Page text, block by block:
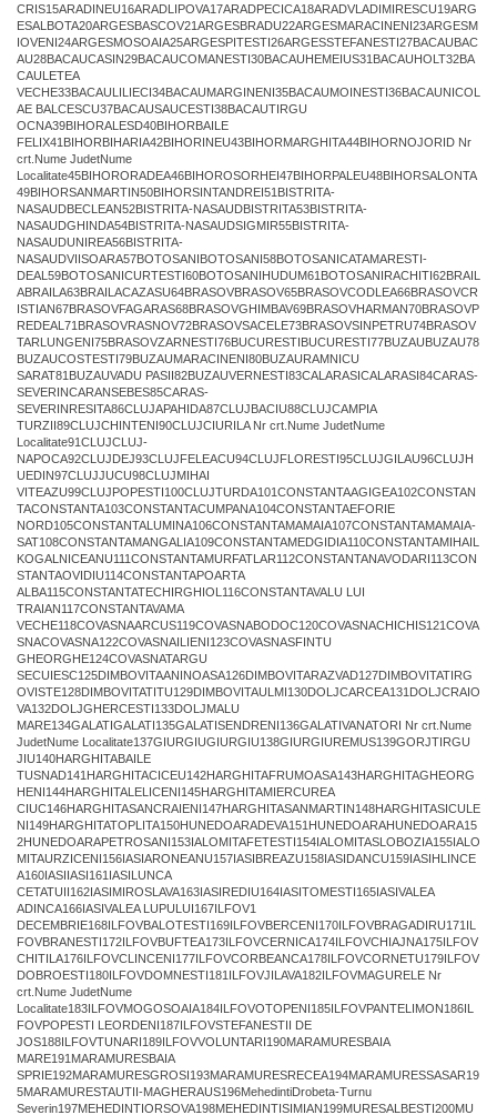
CRIS15ARADINEU16ARADLIPOVA17ARADPECICA18ARADVLADIMIRESCU19ARG
ESALBOTA20ARGESBASCOV21ARGESBRADU22ARGESMARACINENI23ARGESM
IOVENI24ARGESMOSOAIA25ARGESPITESTI26ARGESSTEFANESTI27BACAUBAC
AU28BACAUCASIN29BACAUCOMANESTI30BACAUHEMEIUS31BACAUHOLT32BA
CAULETEA
VECHE33BACAULILIECI34BACAUMARGINENI35BACAUMOINESTI36BACAUNICOL
AE BALCESCU37BACAUSAUCESTI38BACAUTIRGU
OCNA39BIHORALESD40BIHORBAILE
FELIX41BIHORBIHARIA42BIHORINEU43BIHORMARGHITA44BIHORNOJORID Nr
crt.Nume JudetNume
Localitate45BIHORORADEA46BIHOROSORHEI47BIHORPALEU48BIHORSALONTA
49BIHORSANMARTIN50BIHORSINTANDREI51BISTRITA-
NASAUDBECLEAN52BISTRITA-NASAUDBISTRITA53BISTRITA-
NASAUDGHINDA54BISTRITA-NASAUDSIGMIR55BISTRITA-
NASAUDUNIREA56BISTRITA-
NASAUDVIISOARA57BOTOSANIBOTOSANI58BOTOSANICATAMARESTI-
DEAL59BOTOSANICURTESTI60BOTOSANIHUDUM61BOTOSANIRACHITI62BRAIL
ABRAILA63BRAILACAZASU64BRASOVBRASOV65BRASOVCODLEA66BRASOVCR
ISTIAN67BRASOVFAGARAS68BRASOVGHIMBAV69BRASOVHARMAN70BRASOVP
REDEAL71BRASOVRASNOV72BRASOVSACELE73BRASOVSINPETRU74BRASOV
TARLUNGENI75BRASOVZARNESTI76BUCURESTIBUCURESTI77BUZAUBUZAU78
BUZAUCOSTESTI79BUZAUMARACINENI80BUZAURAMNICU
SARAT81BUZAUVADU PASII82BUZAUVERNESTI83CALARASICALARASI84CARAS-
SEVERINCARANSEBES85CARAS-
SEVERINRESITA86CLUJAPAHIDA87CLUJBACIU88CLUJCAMPIA
TURZII89CLUJCHINTENI90CLUJCIURILA Nr crt.Nume JudetNume
Localitate91CLUJCLUJ-
NAPOCA92CLUJDEJ93CLUJFELEACU94CLUJFLORESTI95CLUJGILAU96CLUJH
UEDIN97CLUJJUCU98CLUJMIHAI
VITEAZU99CLUJPOPESTI100CLUJTURDA101CONSTANTAAGIGEA102CONSTAN
TACONSTANTA103CONSTANTACUMPANA104CONSTANTAEFORIE
NORD105CONSTANTALUMINA106CONSTANTAMAMAIA107CONSTANTAMAMAIA-
SAT108CONSTANTAMANGALIA109CONSTANTAMEDGIDIA110CONSTANTAMIHAIL
KOGALNICEANU111CONSTANTAMURFATLAR112CONSTANTANAVODARI113CON
STANTAOVIDIU114CONSTANTAPOARTA
ALBA115CONSTANTATECHIRGHIOL116CONSTANTAVALU LUI
TRAIAN117CONSTANTAVAMA
VECHE118COVASNAARCUS119COVASNABODOC120COVASNACHICHIS121COVA
SNACOVASNA122COVASNAILIENI123COVASNASFINTU
GHEORGHE124COVASNATARGU
SECUIESC125DIMBOVITAANINOASA126DIMBOVITARAZVAD127DIMBOVITATIRG
OVISTE128DIMBOVITATITU129DIMBOVITAULMI130DOLJCARCEA131DOLJCRAIO
VA132DOLJGHERCESTI133DOLJMALU
MARE134GALATIGALATI135GALATISENDRENI136GALATIVANATORI Nr crt.Nume
JudetNume Localitate137GIURGIUGIURGIU138GIURGIUREMUS139GORJTIRGU
JIU140HARGHITABAILE
TUSNAD141HARGHITACICEU142HARGHITAFRUMOASA143HARGHITAGHEORG
HENI144HARGHITALELICENI145HARGHITAMIERCUREA
CIUC146HARGHITASANCRAIENI147HARGHITASANMARTIN148HARGHITASICULE
NI149HARGHITATOPLITA150HUNEDOARADEVA151HUNEDOARAHUNEDOARA15
2HUNEDOARAPETROSANI153IALOMITAFETESTI154IALOMITASLOBOZIA155IALO
MITAURZICENI156IASIARONEANU157IASIBREAZU158IASIDANCU159IASIHLINCE
A160IASIIASI161IASILUNCA
CETATUII162IASIMIROSLAVA163IASIREDIU164IASITOMESTI165IASIVALEA
ADINCA166IASIVALEA LUPULUI167ILFOV1
DECEMBRIE168ILFOVBALOTESTI169ILFOVBERCENI170ILFOVBRAGADIRU171IL
FOVBRANESTI172ILFOVBUFTEA173ILFOVCERNICA174ILFOVCHIAJNA175ILFOV
CHITILA176ILFOVCLINCENI177ILFOVCORBEANCA178ILFOVCORNETU179ILFOV
DOBROESTI180ILFOVDOMNESTI181ILFOVJILAVA182ILFOVMAGURELE Nr
crt.Nume JudetNume
Localitate183ILFOVMOGOSOAIA184ILFOVOTOPENI185ILFOVPANTELIMON186IL
FOVPOPESTI LEORDENI187ILFOVSTEFANESTII DE
JOS188ILFOVTUNARI189ILFOVVOLUNTARI190MARAMURESBAIA
MARE191MARAMURESBAIA
SPRIE192MARAMURESGROSI193MARAMURESRECEA194MARAMURESSASAR19
5MARAMURESTAUTII-MAGHERAUS196MehedintiDrobeta-Turnu
Severin197MEHEDINTIORSOVA198MEHEDINTISIMIAN199MURESALBESTI200MU